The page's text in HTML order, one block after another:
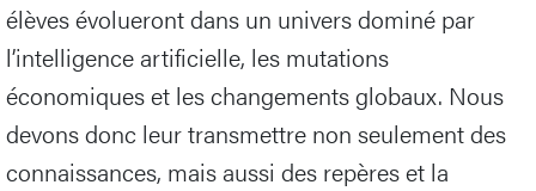
élèves évolueront dans un univers dominé par
l’intelligence artificielle, les mutations
économiques et les changements globaux. Nous
devons donc leur transmettre non seulement des
connaissances, mais aussi des repères et la